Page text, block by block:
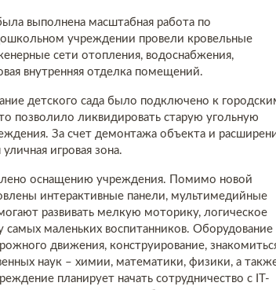
выполнена масштабная работа по
учреждении провели кровельные
сети отопления, водоснабжения,
внутренняя отделка помещений.
детского сада было подключено к
позволило ликвидировать старую угольную
За счет демонтажа объекта и
игровая зона.
оснащению учреждения. Помимо новой
интерактивные панели, мультимедийные
развивать мелкую моторику, логическое
маленьких воспитанников. Оборудование
движения, конструирование,
наук – химии, математики, физики, а
планирует начать сотрудничество с IT-